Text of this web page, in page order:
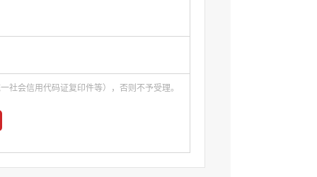
社会信用代码证复印件等），否则不予受理。